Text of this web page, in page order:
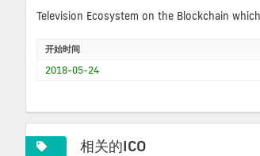
Television Ecosystem on the Blockchain
开始时间
2018-05-24
相关的ICO